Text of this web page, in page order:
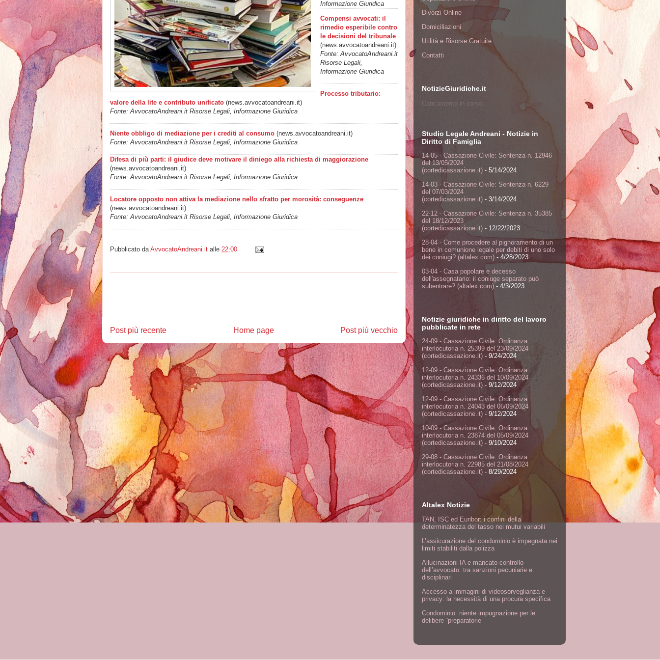
Informazione Giuridica
Compensi avvocati: il
rimedio esperibile contro
le decisioni del tribunale
(news.avvocatoandreani.it)
Fonte: AvvocatoAndreani.it
Risorse Legali,
Informazione Giuridica
Processo tributario:
valore della lite e contributo unificato (news.avvocatoandreani.it)
Fonte: AvvocatoAndreani.it Risorse Legali, Informazione Giuridica
Niente obbligo di mediazione per i crediti al consumo (news.avvocatoandreani.it)
Fonte: AvvocatoAndreani.it Risorse Legali, Informazione Giuridica
Difesa di più parti: il giudice deve motivare il diniego alla richiesta di maggiorazione
(news.avvocatoandreani.it)
Fonte: AvvocatoAndreani.it Risorse Legali, Informazione Giuridica
Locatore opposto non attiva la mediazione nello sfratto per morosità: conseguenze
(news.avvocatoandreani.it)
Fonte: AvvocatoAndreani.it Risorse Legali, Informazione Giuridica
Pubblicato da AvvocatoAndreani.it alle 22:00
Post più recente Post più vecchio
Home page
Divorzi Online
Domiciliazioni
Utilità e Risorse Gratuite
Contatti
NotizieGiuridiche.it
Caricamento in corso...
Studio Legale Andreani - Notizie in
Diritto di Famiglia
14-05 - Cassazione Civile: Sentenza n. 12946
del 13/05/2024
(cortedicassazione.it) - 5/14/2024
14-03 - Cassazione Civile: Sentenza n. 6229
del 07/03/2024
(cortedicassazione.it) - 3/14/2024
22-12 - Cassazione Civile: Sentenza n. 35385
del 18/12/2023
(cortedicassazione.it) - 12/22/2023
28-04 - Come procedere al pignoramento di un
bene in comunione legale per debiti di uno solo
dei coniugi? (altalex.com) - 4/28/2023
03-04 - Casa popolare e decesso
dell'assegnatario: il coniuge separato può
subentrare? (altalex.com) - 4/3/2023
Notizie giuridiche in diritto del lavoro
pubblicate in rete
24-09 - Cassazione Civile: Ordinanza
interlocutoria n. 25399 del 23/09/2024
(cortedicassazione.it) - 9/24/2024
12-09 - Cassazione Civile: Ordinanza
interlocutoria n. 24336 del 10/09/2024
(cortedicassazione.it) - 9/12/2024
12-09 - Cassazione Civile: Ordinanza
interlocutoria n. 24043 del 06/09/2024
(cortedicassazione.it) - 9/12/2024
10-09 - Cassazione Civile: Ordinanza
interlocutoria n. 23874 del 05/09/2024
(cortedicassazione.it) - 9/10/2024
29-08 - Cassazione Civile: Ordinanza
interlocutoria n. 22985 del 21/08/2024
(cortedicassazione.it) - 8/29/2024
Altalex Notizie
TAN, ISC ed Euribor: i confini della
determinatezza del tasso nei mutui variabili
L’assicurazione del condominio è impegnata nei
limiti stabiliti dalla polizza
Allucinazioni IA e mancato controllo
dell’avvocato: tra sanzioni pecuniarie e
disciplinari
Accesso a immagini di videosorveglianza e
privacy: la necessità di una procura specifica
Condominio: niente impugnazione per le
delibere “preparatorie”